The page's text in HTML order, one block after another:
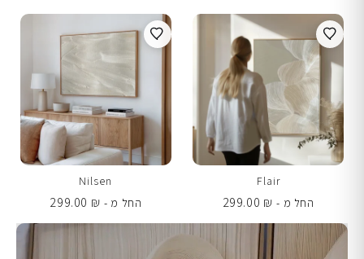
Flair
החל מ -
299.00 ₪
Nilsen
החל מ -
299.00 ₪